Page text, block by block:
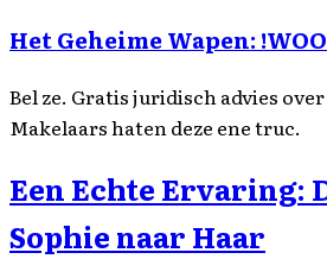
Het Geheime Wapen:
Bel ze. Gratis juridisch advies
Makelaars haten deze ene truc.
Een Echte Ervaring:
Sophie naar Haar